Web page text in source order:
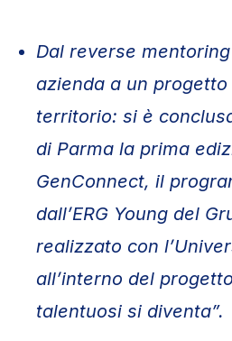
Dal reverse
azienda a un
territorio: si è
di Parma la prima
GenConnect, il
dall’ERG Young del
realizzato con
all’interno del
talentuosi si diventa”.